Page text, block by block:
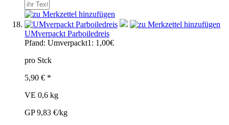
UMverpackt Parboiledreis
Pfand: Umverpackt1: 1,00€
pro Stck
5,90 € *
VE 0,6 kg
GP 9,83 €/kg